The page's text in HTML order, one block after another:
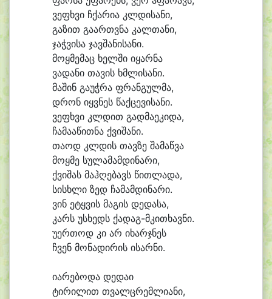
ვეფხვი ჩქარია კლდისანი,
გაზით გაართვნა კალთანი,
ჯაჭვისა ჯავშანისანი.
მოყმემაც ხელში იყარნა
ვადანი თავის ხმლისანი.
მაშინ გაუჭრა ფრანგულმა,
დრონ იყვნეს წაქცევისანი.
ვეფხვი კლდით გადმაეკიდა,
ჩამააწითნა ქვიშანი.
თაოდ კლდის თავზე შამაწვა
მოყმე სულამამდინარი,
ქვიშას მაჰღებავს წითლადა,
სისხლი ზედ ჩამამდინარი.
ვინ ეტყვის მაგის დედასა,
კარს უსხედს ქადაგ-მკითხავნი.
უერთოდ კი არ იხარჯნეს
ჩვენ მონადირის ისარნი.
იარებოდა დედაი
ტირილით თვალცრემლიანი,